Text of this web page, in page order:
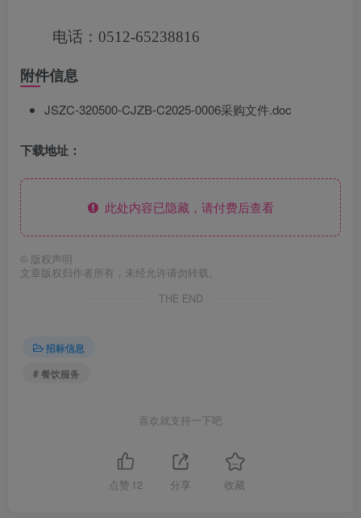
电话：0512-65238816
附件信息
JSZC-320500-CJZB-C2025-0006采购文件.doc
下载地址：
此处内容已隐藏，请付费后查看
© 版权声明
文章版权归作者所有，未经允许请勿转载。
THE END
招标信息
# 餐饮服务
喜欢就支持一下吧
点赞 12 分享 收藏